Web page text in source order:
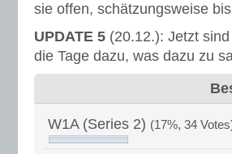
sie offen, schätzungsweise
UPDATE 5 (20.12.): Jetzt
die Tage dazu, was dazu zu
W1A (Series 2) (17%, 34